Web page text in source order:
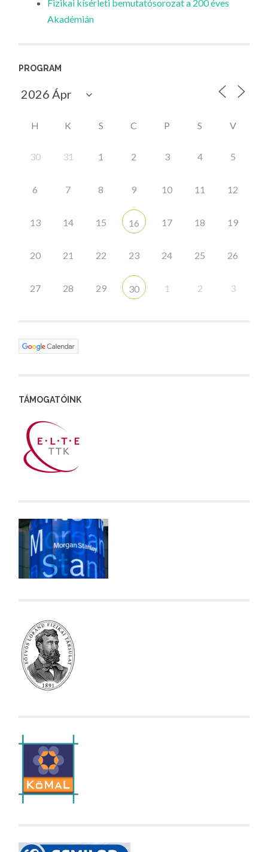
Fizikai kísérleti bemutatósorozat a 200 éves
Akadémián
PROGRAM
H K S C P S V
30 31 1 2 3 4 5
6 7 8 9 10 11 12
13 14 15 16 17 18 19
20 21 22 23 24 25 26
27 28 29 30 1 2 3
TÁMOGATÓINK